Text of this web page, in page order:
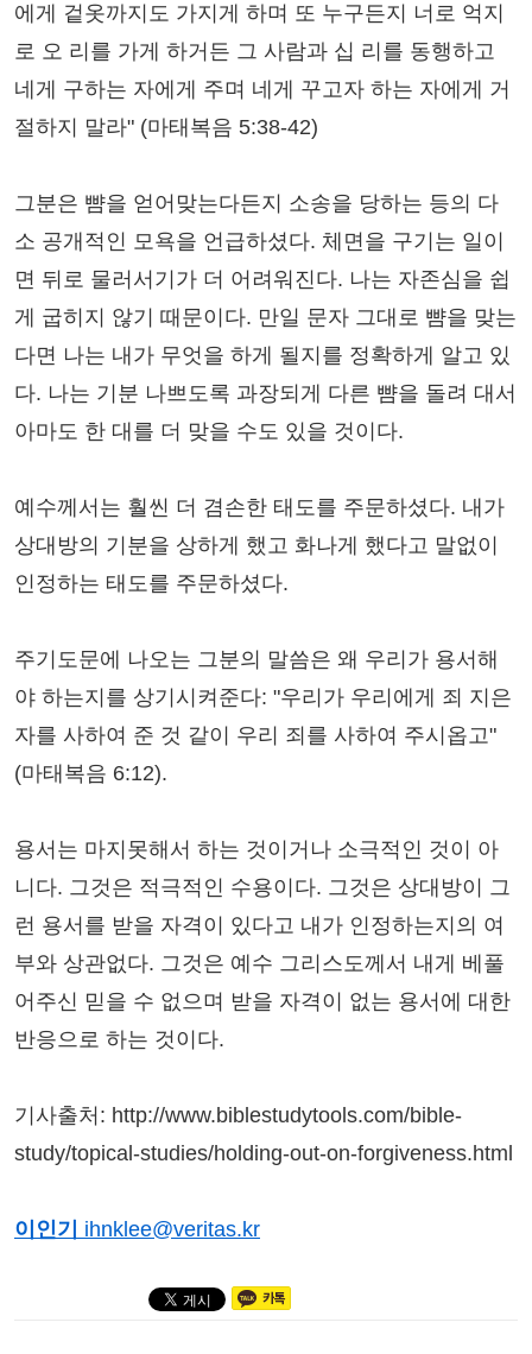
에게 겉옷까지도 가지게 하며 또 누구든지 너로 억지
로 오 리를 가게 하거든 그 사람과 십 리를 동행하고
네게 구하는 자에게 주며 네게 꾸고자 하는 자에게 거
절하지 말라" (마태복음 5:38-42)
그분은 뺨을 얻어맞는다든지 소송을 당하는 등의 다
소 공개적인 모욕을 언급하셨다. 체면을 구기는 일이
면 뒤로 물러서기가 더 어려워진다. 나는 자존심을 쉽
게 굽히지 않기 때문이다. 만일 문자 그대로 뺨을 맞는
다면 나는 내가 무엇을 하게 될지를 정확하게 알고 있
다. 나는 기분 나쁘도록 과장되게 다른 뺨을 돌려 대서
아마도 한 대를 더 맞을 수도 있을 것이다.
예수께서는 훨씬 더 겸손한 태도를 주문하셨다. 내가
상대방의 기분을 상하게 했고 화나게 했다고 말없이
인정하는 태도를 주문하셨다.
주기도문에 나오는 그분의 말씀은 왜 우리가 용서해
야 하는지를 상기시켜준다: "우리가 우리에게 죄 지은
자를 사하여 준 것 같이 우리 죄를 사하여 주시옵고"
(마태복음 6:12).
용서는 마지못해서 하는 것이거나 소극적인 것이 아
니다. 그것은 적극적인 수용이다. 그것은 상대방이 그
런 용서를 받을 자격이 있다고 내가 인정하는지의 여
부와 상관없다. 그것은 예수 그리스도께서 내게 베풀
어주신 믿을 수 없으며 받을 자격이 없는 용서에 대한
반응으로 하는 것이다.
기사출처: http://www.biblestudytools.com/bible-
study/topical-studies/holding-out-on-forgiveness.html
이인기 ihnklee@veritas.kr